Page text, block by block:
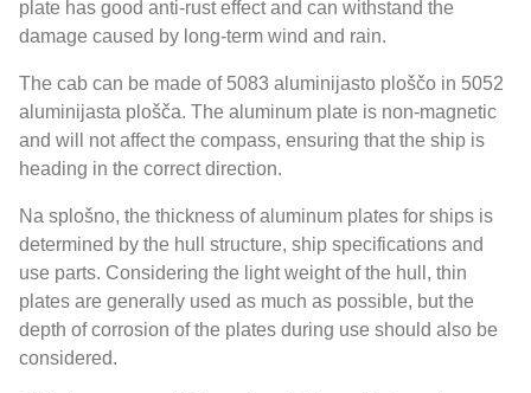
plate has good anti-rust effect and can withstand the
damage caused by long-term wind and rain.
The cab can be made of5083 aluminijasto ploščo in 5052
aluminijasta plošča. The aluminum plate is non-magnetic
and will not affect the compass, ensuring that the ship is
heading in the correct direction.
Na splošno, the thickness of aluminum plates for ships is
determined by the hull structure, ship specifications and
use parts. Considering the light weight of the hull , thin
plates are generally used as much as possible, but the
depth of corrosion of the plates during use should also be
considered.